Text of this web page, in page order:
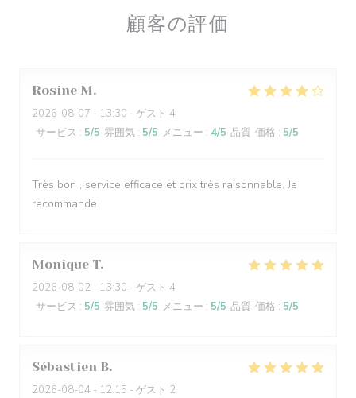
顧客の評価
Rosine M
2026-08-07 - 13:30 - ゲスト 4
サービス : 5/5 雰囲気 : 5/5 メニュー : 4/5 品質-価格 : 5/5
Très bon , service efficace et prix très raisonnable. Je
recommande
Monique T
2026-08-02 - 13:30 - ゲスト 4
サービス : 5/5 雰囲気 : 5/5 メニュー : 5/5 品質-価格 : 5/5
Sébastien B
2026-08-04 - 12:15 - ゲスト 2